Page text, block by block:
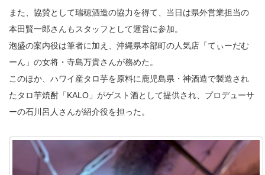
また、協賛として瑞穂酒造の協力を得て、当日は県外営業担当の
本田賢一郎さんもスタッフとして運営に参加。
泡盛の案内役は筆者に加え、沖縄県本部町の人気店「てぃーだむ
ーん」の女将・寺島万貴さんが務めた。
このほか、ハワイ産タロ芋を原料に鹿児島県・神酒造で製造され
たタロ芋焼酎「KALO」がゲスト酒として提供され、プロデューサ
ーの石川呂人さんが紹介役を担った。